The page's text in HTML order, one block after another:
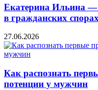
Екатерина Ильина —
в гражданских спорах
27.06.2026
Как распознать
потенции у мужчин